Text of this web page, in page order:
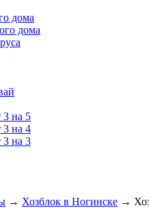
дома
дома
на 5
на 4
на 3
→ Хозблок в Ногинске →